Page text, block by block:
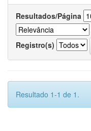
Resultados/Página
Registro(s)
Resultado 1-1 de 1.